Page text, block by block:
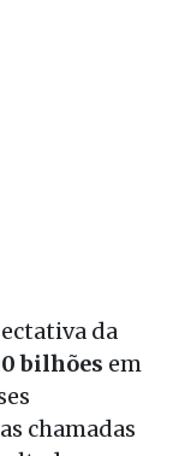
da
bilhões em
chamadas